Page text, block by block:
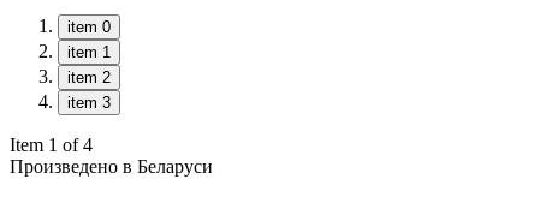
item 0
item 1
item 2
item 3
Item 1 of 4
Произведено в Беларуси